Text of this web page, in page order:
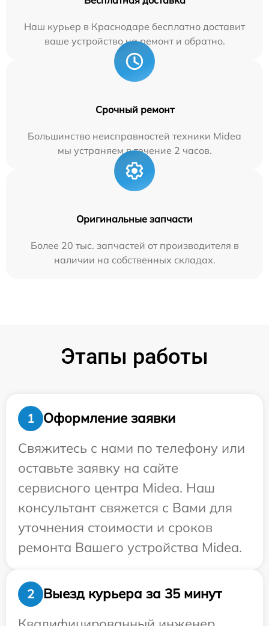
Наш курьер в Краснодаре бесплатно доставит
ваше устройство на ремонт и обратно.
Срочный ремонт
Большинство неисправностей техники Midea
мы устраняем в течение 2 часов.
Оригинальные запчасти
Более 20 тыс. запчастей от производителя в
наличии на собственных складах.
Этапы работы
1
Оформление заявки
Свяжитесь с нами по телефону или
оставьте заявку на сайте
сервисного центра Midea. Наш
консультант свяжется с Вами для
уточнения стоимости и сроков
ремонта Вашего устройства Midea.
2
Выезд курьера за 35 минут